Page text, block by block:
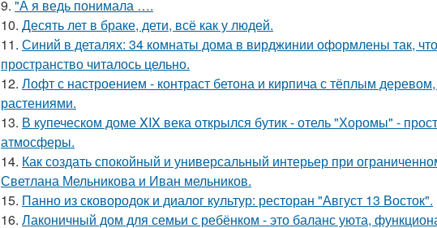
9. "А я ведь понимала ….
10. Десять лет в браке, дети, всё как у людей.
11. Синий в деталях: 34 комнаты дома в вирджинии оформлены так,
пространство читалось цельно.
12. Лофт с настроением - контраст бетона и кирпича с тёплым
растениями.
13. В купеческом доме XIX века открылся бутик - отель "Хоромы" -
атмосферы.
14. Как создать спокойный и универсальный интерьер при
Светлана Мельникова и Иван мельников.
15. Панно из сковородок и диалог культур: ресторан "Август 13 Восток".
16. Лаконичный дом для семьи с ребёнком - это баланс уюта,